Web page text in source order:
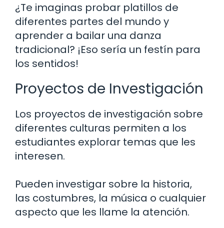
¿Te imaginas probar platillos de
diferentes partes del mundo y
aprender a bailar una danza
tradicional? ¡Eso sería un festín para
los sentidos!
Proyectos de Investigación
Los proyectos de investigación sobre
diferentes culturas permiten a los
estudiantes explorar temas que les
interesen.
Pueden investigar sobre la historia,
las costumbres, la música o cualquier
aspecto que les llame la atención.